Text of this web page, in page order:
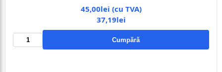
45,00lei (cu TVA)
37,19lei
Cumpără